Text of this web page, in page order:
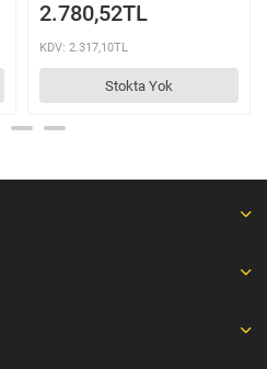
2.780,52TL
KDV: 2.317,10TL
Stokta Yok